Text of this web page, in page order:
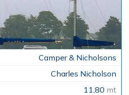
Camper & Nicholsons
Charles Nicholson
11,80 mt